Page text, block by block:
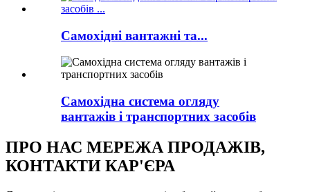
Самохідні вантажні та...
Самохідна система огляду
вантажів і транспортних засобів
ПРО НАС МЕРЕЖА ПРОДАЖІВ,
КОНТАКТИ КАР'ЄРА